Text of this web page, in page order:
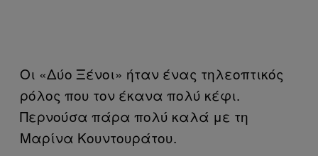
Οι «Δύο Ξένοι» ήταν ένας τηλεοπτικός
ρόλος που τον έκανα πολύ κέφι.
Περνούσα πάρα πολύ καλά με τη
Μαρίνα Κουντουράτου.